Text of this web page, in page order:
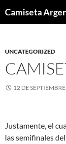
Camiseta
UNCATEGORIZED
12 DE
Justamente, el
las semifinales